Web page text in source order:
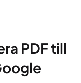
PDF till